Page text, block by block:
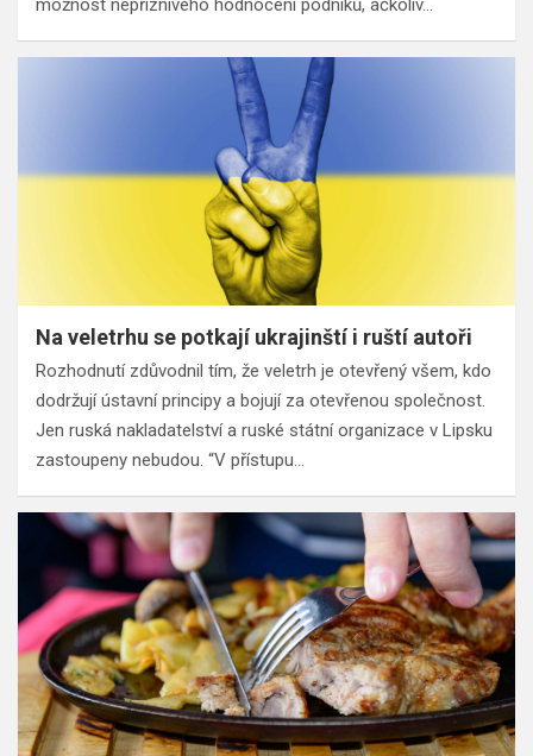
možnost nepříznivého hodnocení podniků, ačkoliv…
Na veletrhu se potkají ukrajinští i ruští autoři
Rozhodnutí zdůvodnil tím, že veletrh je otevřený všem, kdo
dodržují ústavní principy a bojují za otevřenou společnost.
Jen ruská nakladatelství a ruské státní organizace v Lipsku
zastoupeny nebudou. “V přístupu…